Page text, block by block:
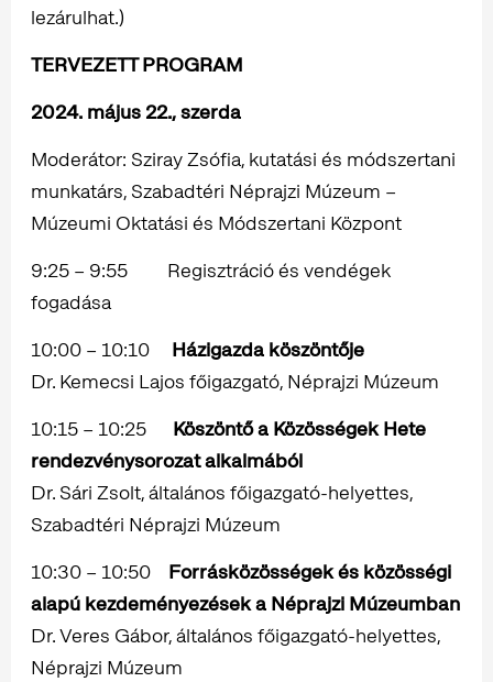
lezárulhat.)
TERVEZETT PROGRAM
2024. május 22., szerda
Moderátor: Sziray Zsófia, kutatási és módszertani
munkatárs, Szabadtéri Néprajzi Múzeum –
Múzeumi Oktatási és Módszertani Központ
9:25 – 9:55 Regisztráció és vendégek
fogadása
10:00 – 10:10 Házigazda köszöntője
Dr. Kemecsi Lajos főigazgató, Néprajzi Múzeum
10:15 – 10:25 Köszöntő a Közösségek Hete
rendezvénysorozat alkalmából
Dr. Sári Zsolt, általános főigazgató-helyettes,
Szabadtéri Néprajzi Múzeum
10:30 – 10:50 Forrásközösségek és közösségi
alapú kezdeményezések a Néprajzi Múzeumban
Dr. Veres Gábor, általános főigazgató-helyettes,
Néprajzi Múzeum